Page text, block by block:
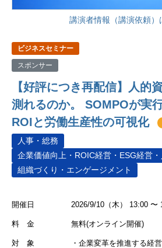
講演者情報（講演依頼）
ビジネスセミナー
スポンサー
【好評につき再配信】人的
測れるのか。 SOMPOが実
ROIと労働生産性の可視化
人事・総務
企業価値向上・ROIC経営・ESG経営
組織づくり・エンゲージメント
開催日 2026/9/10（木） 13:00 〜
料 金 無料(オンライン開催)
対 象
・企業変革を推進する経